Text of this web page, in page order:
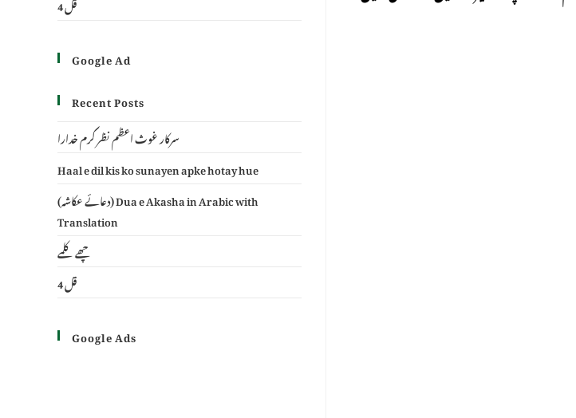
Google Ad
Recent Posts
سرکار غوث اعظم نظر کرم خدارا
Haal e dil kis ko sunayen apke hotay hue
(دعائے عکاشہ) Dua e Akasha in Arabic with
Translation
چھے کلمے
4 قل
Google Ads